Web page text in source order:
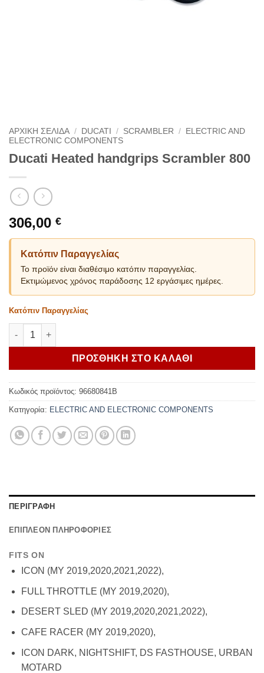
ΑΡΧΙΚΗ ΣΕΛΙΔΑ / DUCATI / SCRAMBLER /
ELECTRIC AND
ELECTRONIC COMPONENTS
Ducati Heated handgrips Scrambler 800
306,00 €
Κατόπιν Παραγγελίας
Το προϊόν είναι διαθέσιμο κατόπιν παραγγελίας.
Εκτιμώμενος χρόνος παράδοσης 12 εργάσιμες ημέρες.
Κατόπιν Παραγγελίας
Ducati Heated handgrips Scrambler 800 ποσότητα
ΠΡΟΣΘΗΚΗ ΣΤΟ ΚΑΛΑΘΙ
Κωδικός προϊόντος: 96680841B
Κατηγορία: ELECTRIC AND ELECTRONIC COMPONENTS
ΠΕΡΙΓΡΑΦΗ
ΕΠΙΠΛΕΟΝ ΠΛΗΡΟΦΟΡΙΕΣ
FITS ON
ICON (MY 2019,2020,2021,2022),
FULL THROTTLE (MY 2019,2020),
DESERT SLED (MY 2019,2020,2021,2022),
CAFE RACER (MY 2019,2020),
ICON DARK, NIGHTSHIFT, DS FASTHOUSE, URBAN
MOTARD